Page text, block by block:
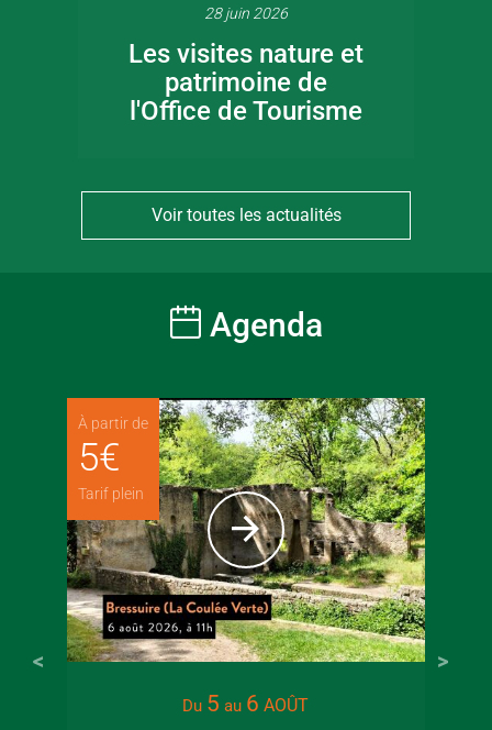
28 juin 2026
Les visites nature et
patrimoine de
l'Office de Tourisme
Voir toutes les actualités
Agenda
À partir de
5€
Tarif plein
Du 5 au 6 AOÛT